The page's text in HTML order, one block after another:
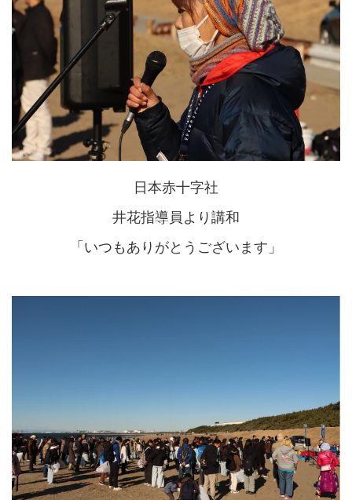
日本赤十字社
井花指導員より講和
「いつもありがとうございます」